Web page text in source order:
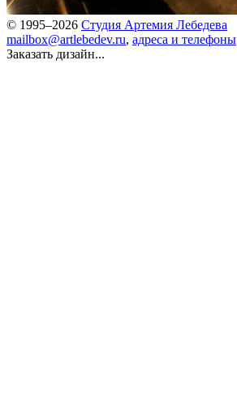
© 1995–2026 Студия Артемия Лебедева
mailbox@artlebedev.ru, адреса и телефоны
Заказать дизайн...